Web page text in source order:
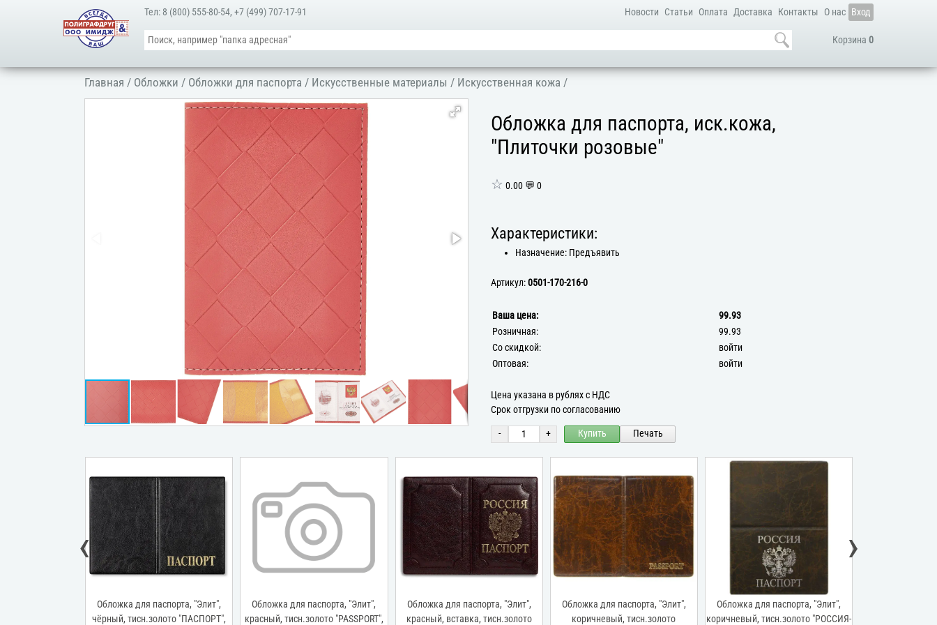
Новости Статьи Оплата Доставка Контакты О нас Вход
Корзина 0
Тел: 8 (800) 555-80-54,+7 (499) 707-17-91
Главная / Обложки / Обложки для паспорта / Искусственные материалы / Искусственная кожа /
Обложка для паспорта, иск.кожа,
"Плиточки розовые"
☆ 0.00 💬 0
Характеристики:
Назначение: Предъявить
Артикул:0501-170-216-0
Ваша цена:
99.93
Розничная:
99.93
Со скидкой:
войти
Оптовая:
войти
Цена указана в рублях с НДС
Срок отгрузки по согласованию
- + Купить Печать
Обложка для паспорта, "Элит",
чёрный, тисн.золото "ПАСПОРТ",
Обложка для паспорта, "Элит",
красный, тисн.золото "PASSPORT",
Обложка для паспорта, "Элит",
красный, вставка, тисн.золото
Обложка для паспорта, "Элит",
коричневый, тисн.золото
Обложка для паспорта, "Элит",
коричневый, тисн.золото "РОССИЯ-
‹ ›